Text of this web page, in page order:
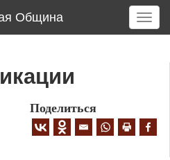
Община
T
o
a
Поделиться